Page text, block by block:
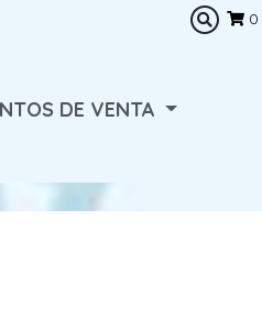
0
DE VENTA